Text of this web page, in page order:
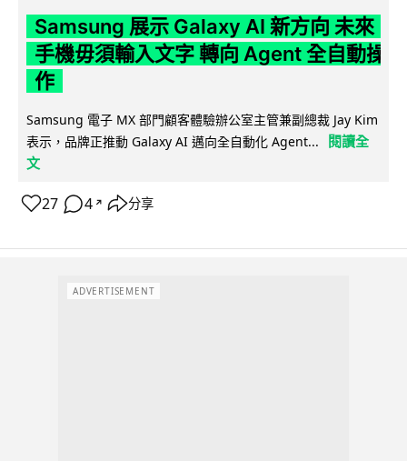
Samsung 展示 Galaxy AI 新方向 未來
手機毋須輸入文字 轉向 Agent 全自動操
作
Samsung 電子 MX 部門顧客體驗辦公室主管兼副總裁 Jay Kim
表示，品牌正推動 Galaxy AI 邁向全自動化 Agent...
閱讀全
文
27 4 ↗ 分享
ADVERTISEMENT